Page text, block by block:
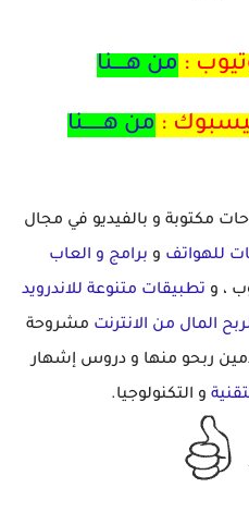
: من هــــنا
: من هــــــنا
مكتوبة و بالفيديو في مجال
للهواتف و برامج و العاب
، و تطبيقات متنوعة للاندرويد
المال من الانترنت مشروحة
ربحو منها و دروس إشهار
و التكنولوجيا.